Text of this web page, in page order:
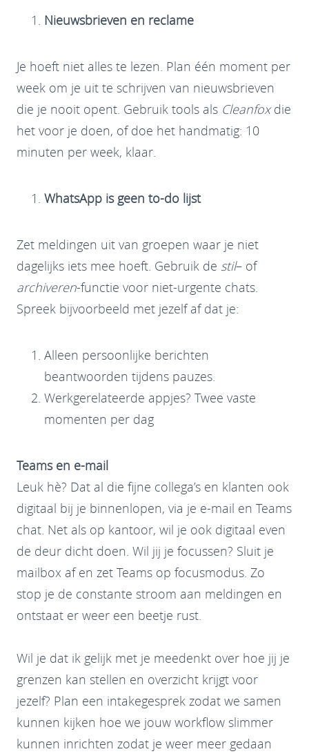
Nieuwsbrieven en reclame
Je hoeft niet alles te lezen. Plan één moment per
week om je uit te schrijven van nieuwsbrieven
die je nooit opent. Gebruik tools als Cleanfoxdie
het voor je doen, of doe het handmatig: 10
minuten per week, klaar.
WhatsApp is geen to-do lijst
Zet meldingen uit van groepen waar je niet
dagelijks iets mee hoeft. Gebruik de stil– of
archiveren-functie voor niet-urgente chats.
Spreek bijvoorbeeld met jezelf af dat je:
Alleen persoonlijke berichten
beantwoorden tijdens pauzes.
Werkgerelateerde appjes? Twee vaste
momenten per dag
Teams en e-mail
Leuk hè? Dat al die fijne collega’s en klanten ook
digitaal bij je binnenlopen, via je e-mail en Teams
chat. Net als op kantoor, wil je ook digitaal even
de deur dicht doen. Wil jij je focussen? Sluit je
mailbox af en zet Teams op focusmodus. Zo
stop je de constante stroom aan meldingen en
ontstaat er weer een beetje rust.
Wil je dat ik gelijk met je meedenkt over hoe jij je
grenzen kan stellen en overzicht krijgt voor
jezelf? Plan een intakegesprek zodat we samen
kunnen kijken hoe we jouw workflow slimmer
kunnen inrichten zodat je weer meer gedaan